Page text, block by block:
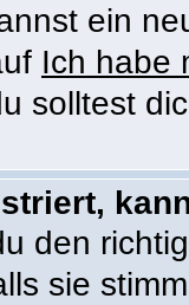
ein
Ich habe
solltest
den
sie